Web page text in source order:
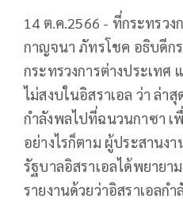
14 ต.ค.2566 - ที่กระทรวง
กาญจนา ภัทรโชค อธิบดีก
กระทรวงการต่างประเทศ
ไม่สงบในอิสราเอล ว่า ล่า
กำลังพลไปที่ฉนวนกาซา
อย่างไรก็ตาม ผู้ประสานง
รัฐบาลอิสราเอลได้พยายา
รายงานด้วยว่าอิสราเอลก